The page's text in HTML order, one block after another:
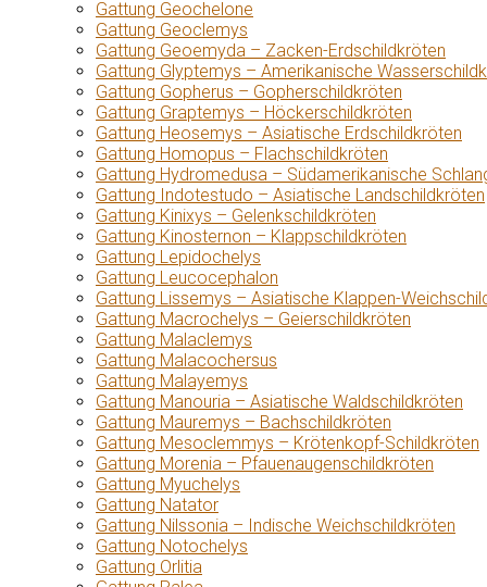
Gattung Geochelone
Gattung Geoclemys
Gattung Geoemyda – Zacken-Erdschildkröten
Gattung Glyptemys – Amerikanische
Gattung Gopherus – Gopherschildkröten
Gattung Graptemys – Höckerschildkröten
Gattung Heosemys – Asiatische Erdschildkröten
Gattung Homopus – Flachschildkröten
Gattung Hydromedusa – Südamerikanische
Gattung Indotestudo – Asiatische Landschildkröten
Gattung Kinixys – Gelenkschildkröten
Gattung Kinosternon – Klappschildkröten
Gattung Lepidochelys
Gattung Leucocephalon
Gattung Lissemys – Asiatische Klappen-
Gattung Macrochelys – Geierschildkröten
Gattung Malaclemys
Gattung Malacochersus
Gattung Malayemys
Gattung Manouria – Asiatische Waldschildkröten
Gattung Mauremys – Bachschildkröten
Gattung Mesoclemmys – Krötenkopf-Schildkröten
Gattung Morenia – Pfauenaugenschildkröten
Gattung Myuchelys
Gattung Natator
Gattung Nilssonia – Indische Weichschildkröten
Gattung Notochelys
Gattung Orlitia